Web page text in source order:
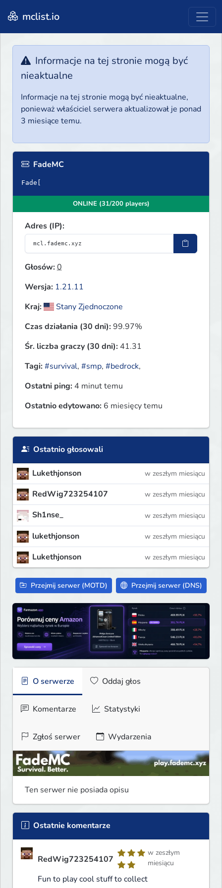
mclist.io
Informacje na tej stronie mogą być
nieaktualne
Informacje na tej stronie mogą być nieaktualne,
ponieważ właściciel serwera aktualizował je ponad
3 miesiące temu.
FadeMC
Fade[
ONLINE (31/200 players)
Adres (IP):
Głosów:0
Wersja: 1.21.11
Kraj:
Stany Zjednoczone
Czas działania (30 dni):99.97%
Śr. liczba graczy (30 dni): 41.31
Tagi:#survival, #smp, #bedrock,
Ostatni ping: 4 minut temu
Ostatnio edytowano: 6 miesięcy temu
Ostatnio głosowali
Lukethjonson w zeszłym miesiącu
RedWig723254107 w zeszłym miesiącu
Sh1nse_ w zeszłym miesiącu
lukethjonson w zeszłym miesiącu
Lukethjonson w zeszłym miesiącu
Przejmij serwer (MOTD) Przejmij serwer (DNS)
O serwerze Oddaj głos
Komentarze Statystyki
Zgłoś serwer Wydarzenia
Ten serwer nie posiada opisu
Ostatnie komentarze
RedWig723254107
Fun to play cool stuff to collect
w zeszłym
miesiącu